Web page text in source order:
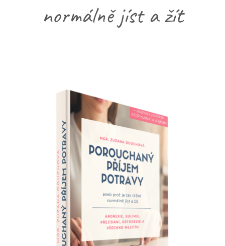
normálně jíst a žít